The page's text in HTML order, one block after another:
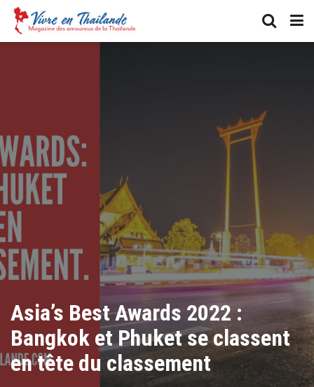
Asia’s Best Awards 2022 :
Bangkok et Phuket se classent
en tête du classement